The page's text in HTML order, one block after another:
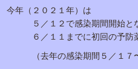
今年（２０２１年）は
５／１２で感染期間開始と
６／１１までに初回の予防
（去年の感染期間５／１７〜